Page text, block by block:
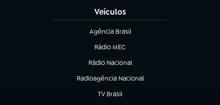
Veículos
Agência Brasil
(abre em nova aba)
Rádio MEC
(abre em nova aba)
Rádio Nacional
Radioagência Nacional
(abre em nova aba)
TV Brasil
(abre em nova aba)